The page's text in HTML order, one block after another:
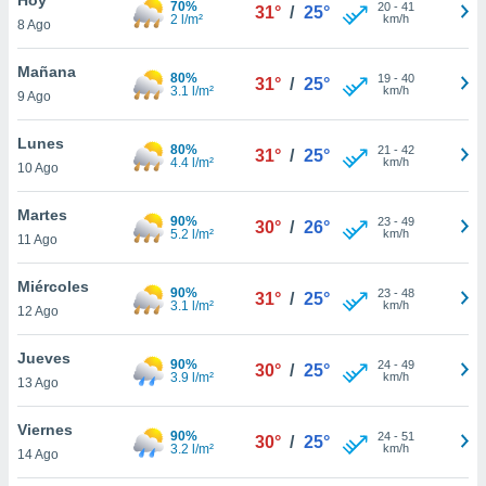
en
más
nuestra
de
cookies
aceptar
8 Ago
70%
2 l/m²
31° / 25° 20- 41
km/h
Mañana
9 Ago
80%
3.1 l/m²
31° / 25° 19- 40
km/h
Lunes
10 Ago
80%
4.4 l/m²
31° / 25° 21 - 42
km/h
Martes
11 Ago
90%
5.2 l/m²
30° / 26° 23- 49
km/h
Miércoles
12 Ago
90%
3.1 l/m²
31° / 25° 23- 48
km/h
Jueves
13 Ago
90%
3.9 l/m²
30° / 25° 24- 49
km/h
Viernes
14 Ago
90%
3.2 l/m²
30° / 25° 24- 51
km/h